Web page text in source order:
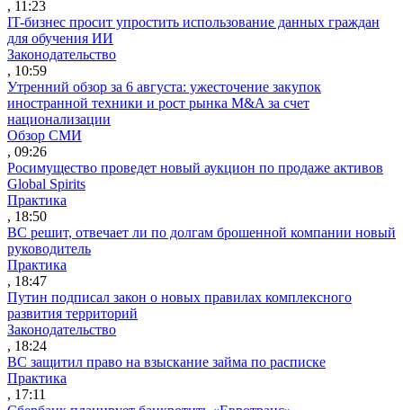
, 11:23
IT-бизнес просит упростить использование данных граждан
для обучения ИИ
Законодательство
, 10:59
Утренний обзор за 6 августа: ужесточение закупок
иностранной техники и рост рынка M&A за счет
национализации
Обзор СМИ
, 09:26
Росимущество проведет новый аукцион по продаже активов
Global Spirits
Практика
, 18:50
ВС решит, отвечает ли по долгам брошенной компании новый
руководитель
Практика
, 18:47
Путин подписал закон о новых правилах комплексного
развития территорий
Законодательство
, 18:24
ВС защитил право на взыскание займа по расписке
Практика
, 17:11